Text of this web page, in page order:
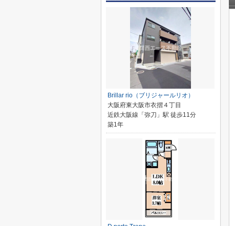
Brillar rio（ブリジャールリオ）
大阪府東大阪市衣摺４丁目
近鉄大阪線「弥刀」駅 徒歩11分
築1年